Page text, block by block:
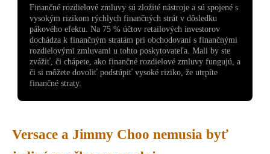
Finančné rozdielové zmluvy sú zložité nástroje a sú spojené s
vysokým rizikom rýchlych finančných strát v dôsledku
pákového efektu. Na 75 % účtov retailových investorov
dochádza k finančným stratám pri obchodovaní s finančnými
rozdielovými zmluvami u tohto poskytovateľa. Mali by ste
zvážiť, či chápete, ako finančné rozdielové zmluvy fungujú, a
či si môžete dovoliť podstúpiť vysoké riziko, že utrpíte
finančné straty.
Versace a Jimmy Choo nemusia byť